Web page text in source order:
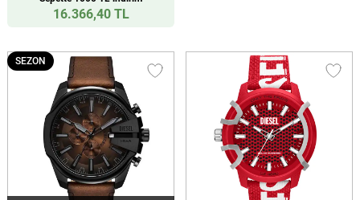
16.366,40 TL
SEZON